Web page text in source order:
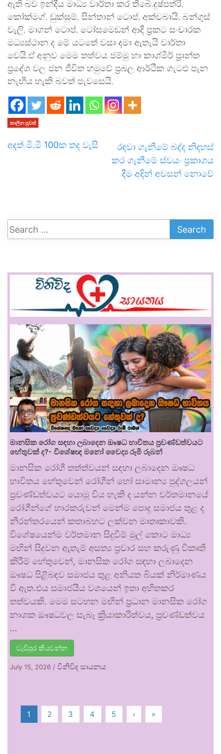
ඇති බව ඉන්දීය මාධ්‍ය වාර්තා කර තිබේ.දුෂ්පත්රි,
කෝක්මග්, ඩුක්සුම්, සින්තාන් ටොප්, අක්චබායි, බන්ගුස්
වැලි, මාගන් ටොප්, ටෝසමෙඩන් ආදී ප්‍රකට සංචාරක
මධ්‍යස්ථාන ද මේ යටතේ වසා දමා ඇතැ‍යි වාර්තා
වෙයි.ඒ අනුව මෙම තත්වය ජම්මු හා කාශ්මීර් ප්‍රාන්ත
ප්‍රදේශ වල ජන ජීවිත හමුවේ ප්‍රබල ආර්ථික ගැටළු පැන
නැඟිය හැකි බවත් පැවසෙයි.
කාලීන පුවත්
අදත් මි.මී 100ක තද වැසි
රඳවා ගැනීමේ බද්ද නිදහස්
කර ගැනීමේ ස්වයං ප්‍රකාශය
දීම අදින් අවසන් නොවේ
මානසික රෝග සඳහා ලබාදෙන ඖෂධ භාවිතය ප්‍රචණ්ඩත්වයට
හේතුවක් ද?- විශේෂඥ මනෝ වෛද්‍ය රූමි රූබන්
මානසික රෝගී තත්ත්වයන් සඳහා ලබාදෙන ඖෂධ
භාවිතය හේතුවෙන් රෝගීන් හෝ සාමාන්‍ය පුද්ගලයන්
ප්‍රචණ්ඩත්වයට යොමු විය හැකි ද යන්න වර්තමානයේ
රෝගීන්ගේ භාරකරුවන් මෙන්ම පොදු සමාජය තුළ ද
නිරන්තරයෙන් කතාබහට ලක්වන මාතෘකාවකි.
විශේෂයෙන්ම වර්තමාන සිදුවීම් මුල් කොට මාධ්‍ය
මඟින් සිදුවන ඇතැම් අසත්‍ය ප්‍රචාර සහ කරුණු විකෘති
කිරීම් හේතුවෙන්, මානසික රෝග සඳහා ලබාදෙන
ඖෂධ පිළිබඳව සමාජය තුළ අනියත බියක් නිර්මාණය
වී ඇත.එය සමාජයීය වශයෙන් ඉතා අහිතකර
තත්වයකි. මෙම සටහන මඟින් ප්‍රධාන මානසික රෝග
නාශක ඖෂධවල සැබෑ ක්‍රියාකාරීත්වය, ප්‍රචණ්ඩත්වය
…
වැඩිපුර කියවන්න
July 15, 2026 / විනිවිද සායනය
1 2 3 4 5 › »